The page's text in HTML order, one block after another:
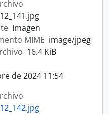
Imagen
MIME image/jpeg
16.4 KiB
de 2024 11:54